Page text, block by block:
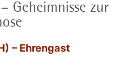
Geheimnisse zur
– Ehrengast